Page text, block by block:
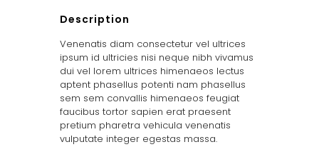
Description
Venenatis diam consectetur vel ultrices
ipsum id ultricies nisi neque nibh vivamus
dui vel lorem ultrices himenaeos lectus
aptent phasellus potenti nam phasellus
sem sem convallis himenaeos feugiat
faucibus tortor sapien erat praesent
pretium pharetra vehicula venenatis
vulputate integer egestas massa.